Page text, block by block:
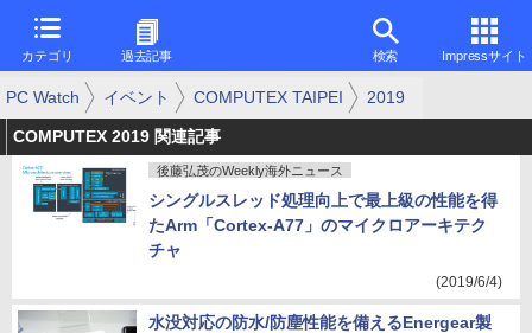
カテゴリ 過去記事 検索 Impressサイト
PC Watch イベント COMPUTEX TAIPEI 2019
COMPUTEX 2019 関連記事
後藤弘茂のWeekly海外ニュース
シングルスレッド処理向上で最上級の性能を得
たArm「Cortex-A77」のマイクロアーキテク
チャ
(2019/6/4)
水没対応の防水/防塵性能を備えるEnergear製